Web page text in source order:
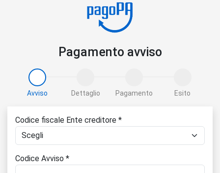
Pagamento avviso
Avviso Dettaglio Pagamento Esito
Codice fiscale Ente creditore *
Codice Avviso *